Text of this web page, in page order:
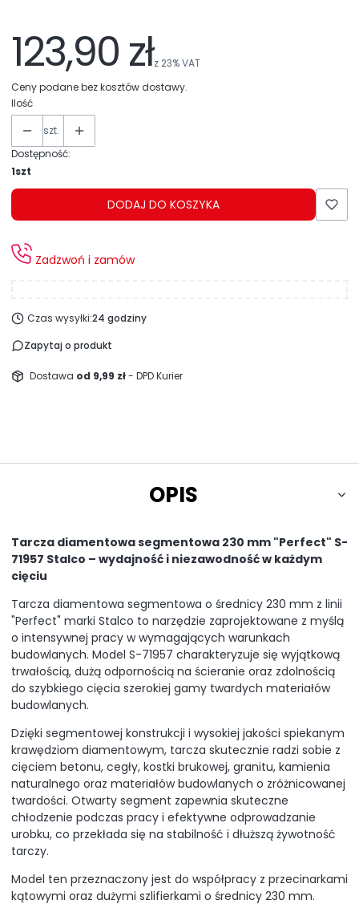
123,90 złz 23%VAT
Ceny podane bez kosztów dostawy.
Ilość
szt.
Dostępność:
1szt
DODAJ DO KOSZYKA
Zadzwoń i zamów
Czas wysyłki:24 godziny
Zapytaj o produkt
Dostawa od 9,99 zł- DPD Kurier
OPIS
Tarcza diamentowa segmentowa 230 mm "Perfect" S-
71957 Stalco – wydajność i niezawodność w każdym
cięciu
Tarcza diamentowa segmentowa o średnicy 230 mm z linii
"Perfect" marki Stalco to narzędzie zaprojektowane z myślą
o intensywnej pracy w wymagających warunkach
budowlanych. Model S-71957 charakteryzuje się wyjątkową
trwałością, dużą odpornością na ścieranie oraz zdolnością
do szybkiego cięcia szerokiej gamy twardych materiałów
budowlanych.
Dzięki segmentowej konstrukcji i wysokiej jakości spiekanym
krawędziom diamentowym, tarcza skutecznie radzi sobie z
cięciem betonu, cegły, kostki brukowej, granitu, kamienia
naturalnego oraz materiałów budowlanych o zróżnicowanej
twardości. Otwarty segment zapewnia skuteczne
chłodzenie podczas pracy i efektywne odprowadzanie
urobku, co przekłada się na stabilność i dłuższą żywotność
tarczy.
Model ten przeznaczony jest do współpracy z przecinarkami
kątowymi oraz dużymi szlifierkami o średnicy 230 mm.